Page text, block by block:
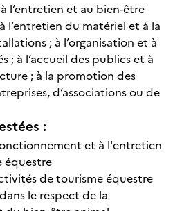
l’entretien et au bien-être
l’entretien du matériel et à la
; à l’organisation et à
; à l’accueil des publics et à
; à la promotion des
d’associations ou de
:
et à l'entretien
équestre
de tourisme équestre
le respect de la